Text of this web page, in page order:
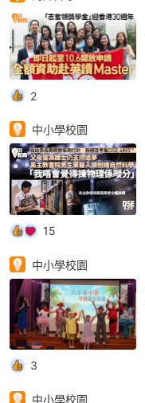
2
中小學校園
15
中小學校園
3
中小學校園